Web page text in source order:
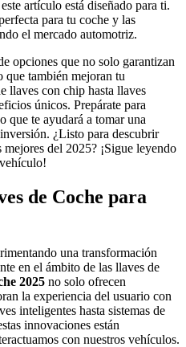
artículo está diseñado para ti.
para tu coche y las
el mercado automotriz.
opciones que no solo garantizan
que también mejoran tu
llaves con chip hasta llaves
únicos. Prepárate para
que te ayudará a tomar una
¿Listo para descubrir
mejores del 2025? ¡Sigue leyendo
de Coche para
una transformación
en el ámbito de las llaves de
2025 no solo ofrecen
la experiencia del usuario con
inteligentes hasta sistemas de
innovaciones están
con nuestros vehículos.